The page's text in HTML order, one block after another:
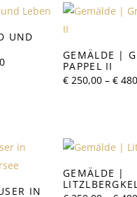
UND
Preisspanne:GEMÄLDE |
APPEL II
€ 250,00 –€
IN
GEMÄLDE |